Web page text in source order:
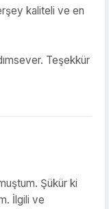
kaliteli ve en
Teşekkür
Şükür ki
İlgili ve